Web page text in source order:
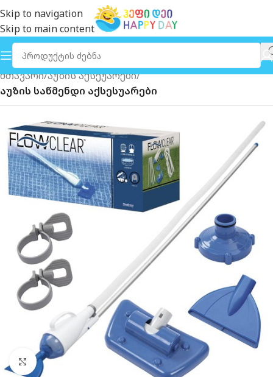
Skip to navigation
Skip to main content
მთავარი აუზის აქსეუარები
აუზის საწმენდი აქსესუარები
გახსნა